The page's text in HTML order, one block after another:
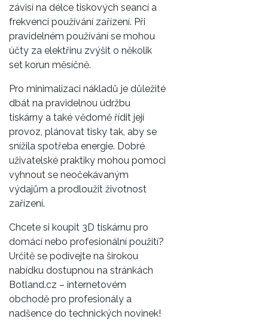
závisí na délce tiskových seancí a
frekvenci používání zařízení. Při
pravidelném používání se mohou
účty za elektřinu zvýšit o několik
set korun měsíčně.
Pro minimalizaci nákladů je důležité
dbát na pravidelnou údržbu
tiskárny a také vědomě řídit její
provoz, plánovat tisky tak, aby se
snížila spotřeba energie. Dobré
uživatelské praktiky mohou pomoci
vyhnout se neočekávaným
výdajům a prodloužit životnost
zařízení.
Chcete si koupit 3D tiskárnu pro
domácí nebo profesionální použití?
Určitě se podívejte na širokou
nabídku dostupnou na stránkách
Botland.cz – internetovém
obchodě pro profesionály a
nadšence do technických novinek!